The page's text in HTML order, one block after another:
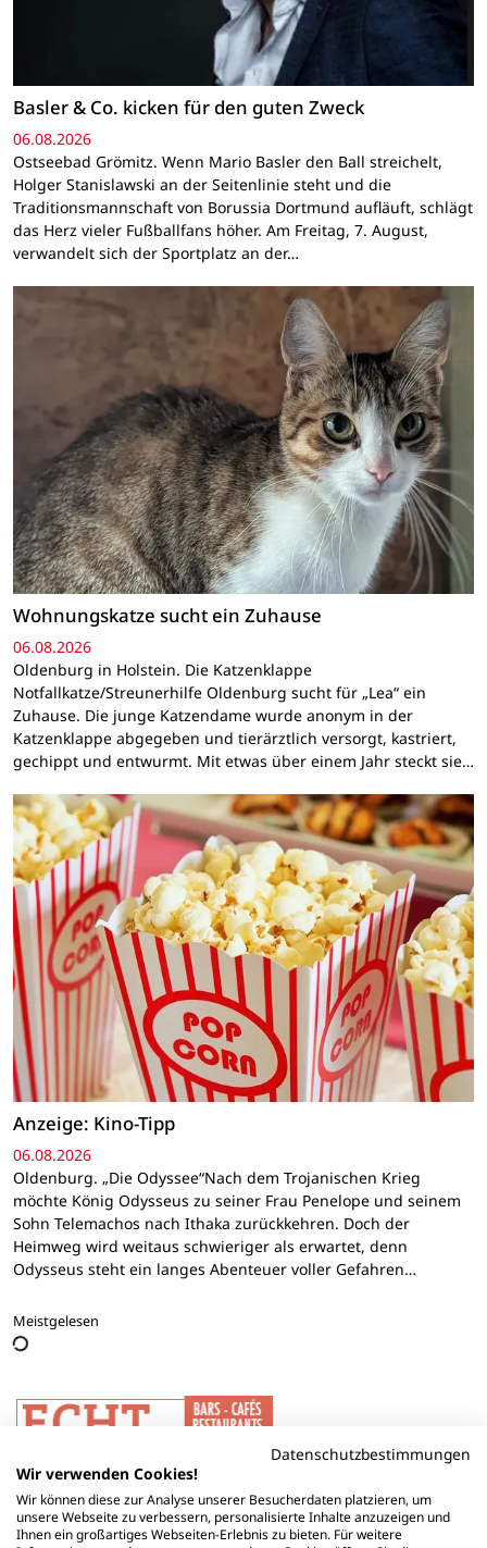
Basler & Co. kicken für den guten Zweck
06.08.2026
Ostseebad Grömitz. Wenn Mario Basler den Ball streichelt,
Holger Stanislawski an der Seitenlinie steht und die
Traditionsmannschaft von Borussia Dortmund aufläuft, schlägt
das Herz vieler Fußballfans höher. Am Freitag, 7. August,
verwandelt sich der Sportplatz an der…
Wohnungskatze sucht ein Zuhause
06.08.2026
Oldenburg in Holstein. Die Katzenklappe
Notfallkatze/Streunerhilfe Oldenburg sucht für „Lea“ ein
Zuhause. Die junge Katzendame wurde anonym in der
Katzenklappe abgegeben und tierärztlich versorgt, kastriert,
gechippt und entwurmt. Mit etwas über einem Jahr steckt sie…
Anzeige: Kino-Tipp
06.08.2026
Oldenburg. „Die Odyssee“Nach dem Trojanischen Krieg
möchte König Odysseus zu seiner Frau Penelope und seinem
Sohn Telemachos nach Ithaka zurückkehren. Doch der
Heimweg wird weitaus schwieriger als erwartet, denn
Odysseus steht ein langes Abenteuer voller Gefahren…
Meistgelesen
Datenschutzbestimmungen
Wir verwenden Cookies!
Wir können diese zur Analyse unserer Besucherdaten platzieren, um
unsere Webseite zu verbessern, personalisierte Inhalte anzuzeigen und
Ihnen ein großartiges Webseiten-Erlebnis zu bieten. Für weitere